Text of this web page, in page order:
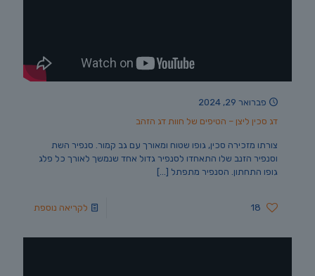
פברואר 29, 2024
דג סכין ליצן – הטיפים של חוות דג הזהב
צורתו מזכירה סכין, גופו שטוח ומאורך עם גב קמור. סנפיר השת
וסנפיר הזנב שלו התאחדו לסנפיר גדול אחד שנמשך לאורך כל פלג
גופו התחתון. הסנפיר מתפתל […]
18 לקריאה נוספת